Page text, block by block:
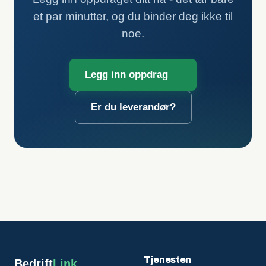
et par minutter, og du binder deg ikke til
noe.
Legg inn oppdrag
Er du leverandør?
Tjenesten